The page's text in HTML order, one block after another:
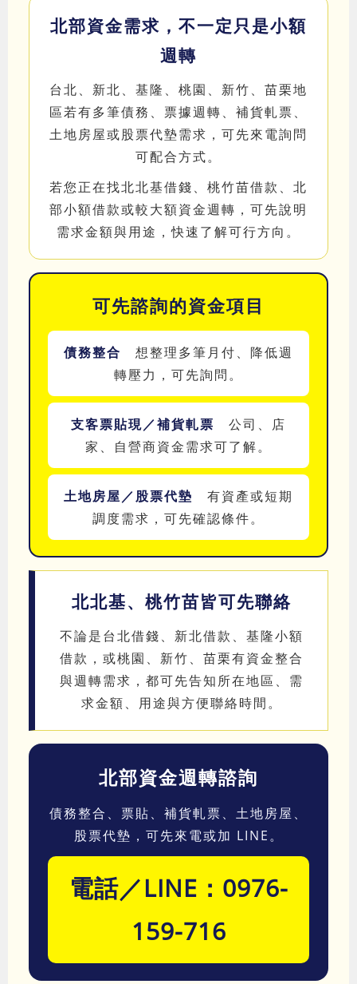
北部資金需求，不一定只是小額
週轉
台北、新北、基隆、桃園、新竹、苗栗地
區若有多筆債務、票據週轉、補貨軋票、
土地房屋或股票代墊需求，可先來電詢問
可配合方式。
若您正在找北北基借錢、桃竹苗借款、北
部小額借款或較大額資金週轉，可先說明
需求金額與用途，快速了解可行方向。
可先諮詢的資金項目
債務整合 想整理多筆月付、降低週
轉壓力，可先詢問。
支客票貼現／補貨軋票 公司、店
家、自營商資金需求可了解。
土地房屋／股票代墊 有資產或短期
調度需求，可先確認條件。
北北基、桃竹苗皆可先聯絡
不論是台北借錢、新北借款、基隆小額
借款，或桃園、新竹、苗栗有資金整合
與週轉需求，都可先告知所在地區、需
求金額、用途與方便聯絡時間。
北部資金週轉諮詢
債務整合、票貼、補貨軋票、土地房屋、
股票代墊，可先來電或加 LINE。
電話／LINE：0976-
159-716